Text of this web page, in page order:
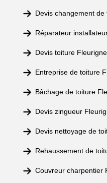
Devis changement
Réparateur
Devis toiture Fleurigne
Entreprise de toiture
Bâchage de toiture
Devis zingueur
Devis nettoyage de
Rehaussement de
Couvreur charpentier